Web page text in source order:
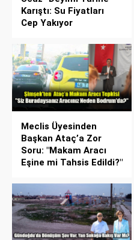
Karıştı: Su Fiyatları
Cep Yakıyor
Meclis Üyesinden
Başkan Ataç’a Zor
Soru: "Makam Aracı
Eşine mi Tahsis Edildi?"